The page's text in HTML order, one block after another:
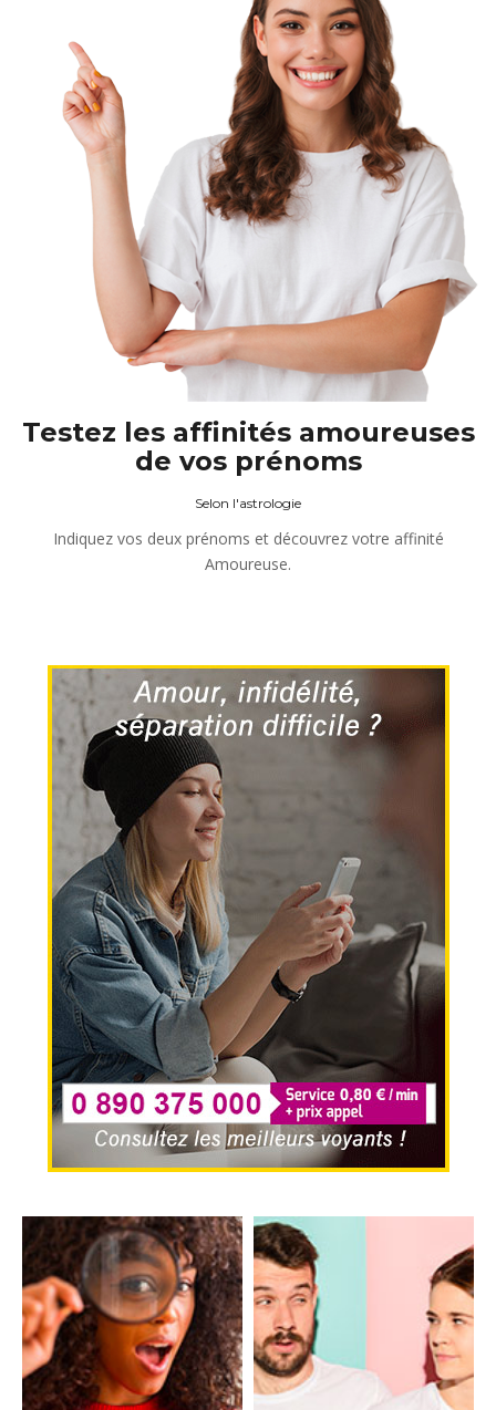
Testez les affinités amoureuses
de vos prénoms
Selon l'astrologie
Indiquez vos deux prénoms et découvrez votre affinité
Amoureuse.